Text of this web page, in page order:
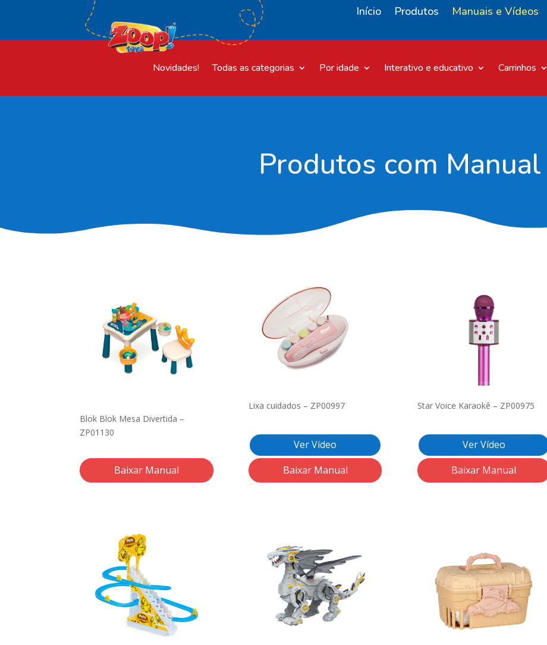
Início Produtos Manuais e Vídeos
Novidades! Todas as categorias Por idade Interativo e educativo Carrinhos
Produtos com Manual
Blok Blok Mesa Divertida –
ZP01130
Baixar Manual
Lixa cuidados – ZP00997
Ver Vídeo
Baixar Manual
Star Voice Karaokê – ZP00975
Ver Vídeo
Baixar Manual